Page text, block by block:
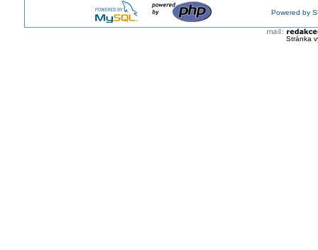
Powered by
Stránka